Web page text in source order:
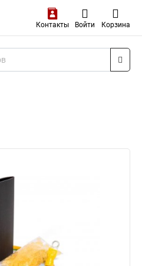
Контакты Войти Корзина